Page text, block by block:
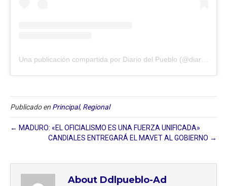
Publicado en Principal, Regional
← MADURO: «EL OFICIALISMO ES UNA FUERZA UNIFICADA»
CANDIALES ENTREGARÁ EL MAVET AL GOBIERNO →
About Ddlpueblo-Ad